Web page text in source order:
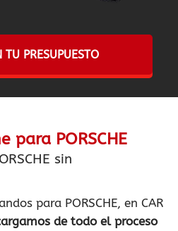
TU PRESUPUESTO
para PORSCHE
sin
para PORSCHE, en CAR
de todo el proceso